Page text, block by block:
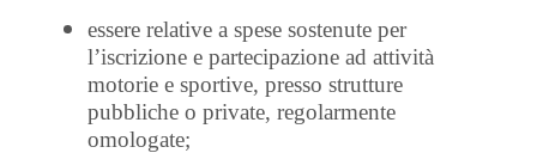
essere relative a spese sostenute per
l’iscrizione e partecipazione ad attività
motorie e sportive, presso strutture
pubbliche o private, regolarmente
omologate;